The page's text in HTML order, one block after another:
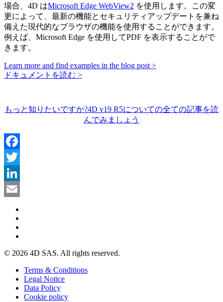
場合、4D はMicrosoft Edge WebView2 を使用します。この変
更によって、最新の機能とセキュリティアップデートを兼ね
備えた現代的なブラウザの機能を使用することができます。
例えば、Microsoft Edge を使用してPDF を表示することがで
きます。
Learn more and find examples in the blog post >
ドキュメントを読む >
もっと知りたいですか?4D v19 R5についての全ての記事を読
んでみましょう
Facebook
Twitter
LinkedIn
© 2026 4D SAS. All rights reserved.
Terms & Conditions
Legal Notice
Data Policy
Cookie policy